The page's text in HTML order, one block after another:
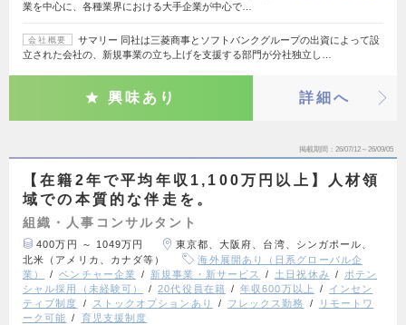
業を中心に、各種業界における大手企業が中心で…
会社概要
サマリー 同社は三菱商事とソフトバンクグループの出資によって設
立された会社の、新規事業の立ち上げを支援する部門が分社独立し…
興味あり 詳細へ
掲載期間 26/07/12～26/09/05
【在籍2年で平均年収1,100万円以上】人材領
域での本質的な伴走を。
組織・人事コンサルタント
400万円 ～ 1049万円
東京都、大阪府、台湾、シンガポール、
北米（アメリカ、カナダ等）
海外展開あり（日系グローバル企
業）
ベンチャー企業 新規事業・新サービス 土日祝休み
ポテン
シャル採用（未経験可）
20代役員在籍 年収600万以上
インセン
ティブ制度
ストックオプションあり フレックス勤務
リモートワ
ーク可能
育児支援制度